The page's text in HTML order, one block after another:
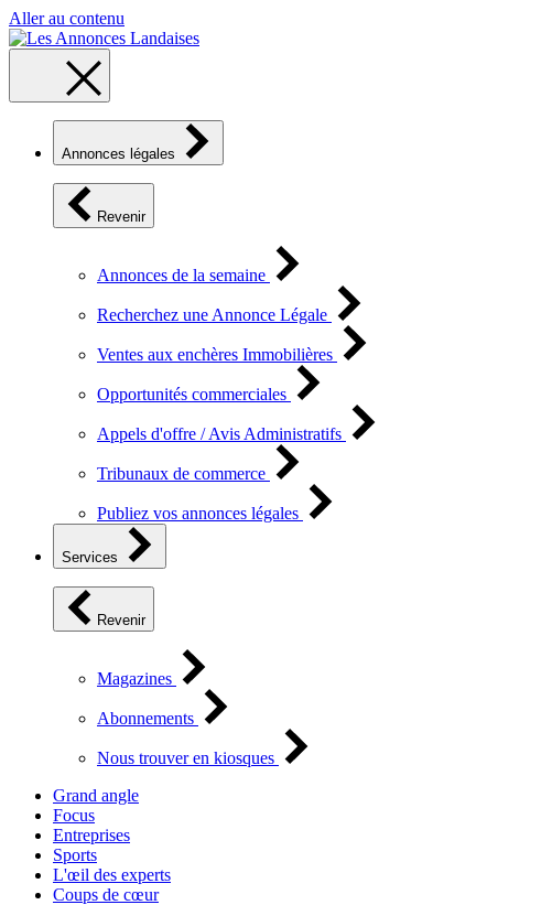
Aller au contenu
Annonces légales
Revenir
Annonces de la semaine
Recherchez une Annonce Légale
Ventes aux enchères Immobilières
Opportunités commerciales
Appels d'offre / Avis Administratifs
Tribunaux de commerce
Publiez vos annonces légales
Services
Revenir
Magazines
Abonnements
Nous trouver en kiosques
Grand angle
Focus
Entreprises
Sports
L'œil des experts
Coups de cœur